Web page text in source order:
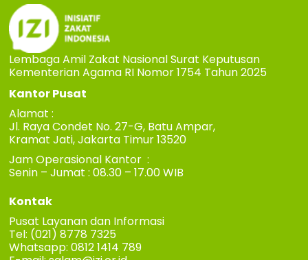
Lembaga Amil Zakat Nasional Surat Keputusan
Kementerian Agama RI Nomor 1754 Tahun 2025
Kantor Pusat
Alamat :
Jl. Raya Condet No. 27-G, Batu Ampar,
Kramat Jati, Jakarta Timur 13520
Jam Operasional Kantor :
Senin – Jumat : 08.30 – 17.00 WIB
Kontak
Pusat Layanan dan Informasi
Tel: (021) 8778 7325
Whatsapp: 0812 1414 789